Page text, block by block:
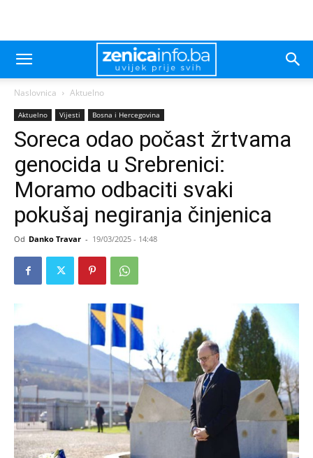
Naslovnica Aktuelno
Aktuelno Vijesti Bosna i Hercegovina
Soreca odao počast žrtvama
genocida u Srebrenici:
Moramo odbaciti svaki
pokušaj negiranja činjenica
Od Danko Travar - 19/03/2025 - 14:48